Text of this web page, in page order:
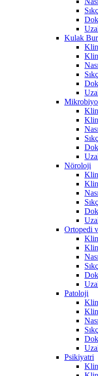
Kulak
Nöroloji
Ortopedi
Patoloji
Psikiyatri